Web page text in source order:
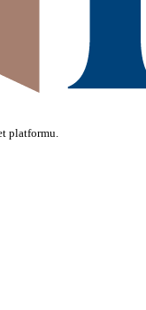
platformu.